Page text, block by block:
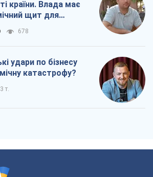
країни. Влада має
щит для
678
удари по бізнесу
катастрофу?
т.